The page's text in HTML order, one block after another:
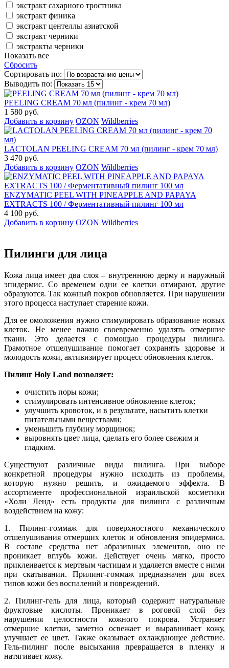
экстракт сахарного тростника
экстракт финика
экстракт центеллы азиатской
экстракт черники
экстракты черники
Показать все
Сбросить
Сортировать по:
Выводить по:
PEELING CREAM 70 мл (пилинг - крем 70 мл)
1 580 руб.
Добавить в корзину OZON Wildberries
LACTOLAN PEELING CREAM 70 мл (пилинг - крем 70 мл)
3 470 руб.
Добавить в корзину OZON Wildberries
ENZYMATIC PEEL WITH PINEAPPLE AND PAPAYA
EXTRACTS 100 / Ферментативный пилинг 100 мл
4 100 руб.
Добавить в корзину OZON Wildberries
Пилинги для лица
Кожа лица имеет два слоя – внутреннюю дерму и наружный
эпидермис. Со временем одни ее клетки отмирают, другие
образуются. Так кожный покров обновляется. При нарушении
этого процесса наступает старение кожи.
Для ее омоложения нужно стимулировать образование новых
клеток. Не менее важно своевременно удалять отмершие
ткани. Это делается с помощью процедуры пилинга.
Грамотное отшелушивание помогает сохранять здоровье и
молодость кожи, активизирует процесс обновления клеток.
Пилинг Holy Land позволяет:
очистить поры кожи;
стимулировать интенсивное обновление клеток;
улучшить кровоток, и в результате, насытить клетки
питательными веществами;
уменьшить глубину морщинок;
выровнять цвет лица, сделать его более свежим и
гладким.
Существуют различные виды пилинга. При выборе
конкретной процедуры нужно исходить из проблемы,
которую нужно решить, и ожидаемого эффекта. В
ассортименте профессиональной израильской косметики
«Холи Ленд» есть продукты для пилинга с различным
воздействием на кожу:
1. Пилинг-гоммаж для поверхностного механического
отшелушивания отмерших клеток и обновления эпидермиса.
В составе средства нет абразивных элементов, оно не
проникает вглубь кожи. Действует очень мягко, просто
приклеивается к мертвым частицам и удаляется вместе с ними
при скатывании. Прилинг-гоммаж предназначен для всех
типов кожи без воспалений и повреждений.
2. Пилинг-гель для лица, который содержит натуральные
фруктовые кислоты. Проникает в роговой слой без
нарушения целостности кожного покрова. Устраняет
отмершие клетки, заметно освежает и выравнивает кожу,
улучшает ее цвет. Также оказывает охлаждающее действие.
Гель-пилинг после высыхания превращается в пленку и
натягивает кожу.